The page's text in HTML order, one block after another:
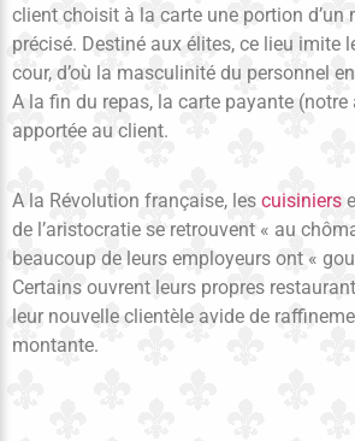
client choisit à la carte une portion d’un
précisé. Destiné aux élites, ce lieu imite
cour, d’où la masculinité du personnel
A la fin du repas, la carte payante
apportée au client.
A la Révolution française, les cuisiniers
de l’aristocratie se retrouvent « au
beaucoup de leurs employeurs ont «
Certains ouvrent leurs propres
leur nouvelle clientèle avide de
montante.